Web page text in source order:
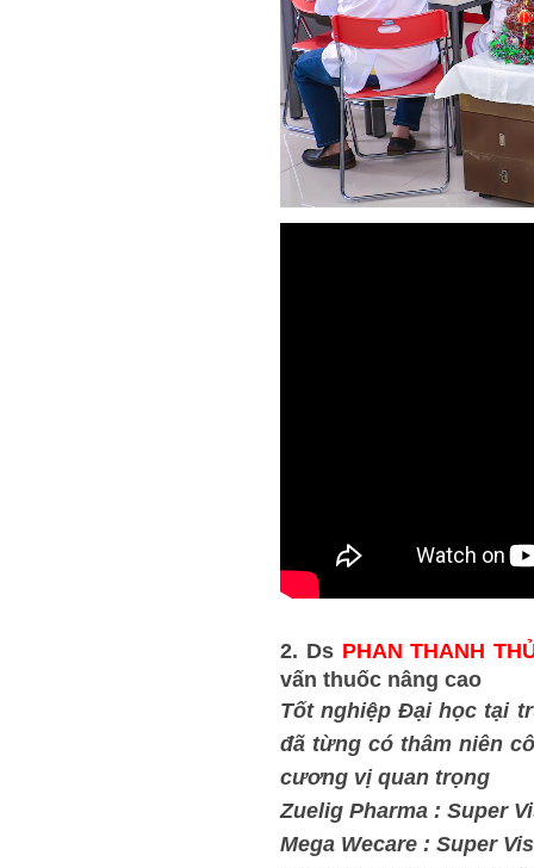
2. Ds PHAN THANH
vấn thuốc nâng cao
Tốt nghiệp Đại học tại
đã từng có thâm niên
cương vị quan trọng
Zuelig Pharma : Super
Mega Wecare : Super